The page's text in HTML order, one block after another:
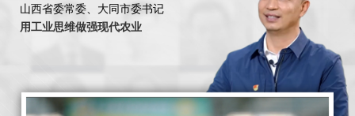
山西省委常委、大同市委书记
用工业思维做强现代农业